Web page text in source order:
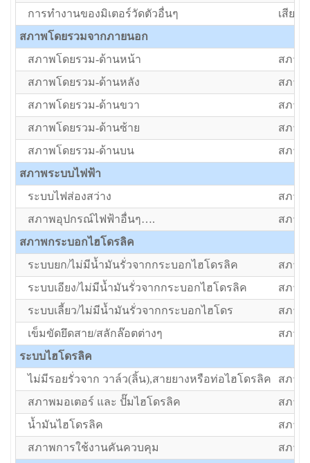
การทำงานของมิเตอร์วัดตัวอื่นๆ
เสีย/ต้
สภาพโดยรวมจากภายนอก
สภาพโดยรวม-ด้านหน้า
สภาพ
สภาพโดยรวม-ด้านหลัง
สภาพ
สภาพโดยรวม-ด้านขวา
สภาพ
สภาพโดยรวม-ด้านซ้าย
สภาพ
สภาพโดยรวม-ด้านบน
สภาพ
สภาพระบบไฟฟ้า
ระบบไฟส่องสว่าง
สภาพ
สภาพอุปกรณ์ไฟฟ้าอื่นๆ….
สภาพ
สภาพกระบอกไฮโดรลิค
ระบบยก/ไม่มีน้ำมันรั่วจากกระบอกไฮโดรลิค
สภาพ
ระบบเอียง/ไม่มีน้ำมันรั่วจากกระบอกไฮโดรลิค
สภาพ
ระบบเลี้ยว/ไม่มีน้ำมันรั่วจากกระบอกไฮโดร
สภาพ
เข็มขัดยึดสาย/สลักล๊อตต่างๆ
สภาพ
ระบบไฮโดรลิค
ไม่มีรอยรั่วจาก วาล์ว(ลิ้น),สายยางหรือท่อไฮโดรลิค
สภาพ
สภาพมอเตอร์ และ ปั๊มไฮโดรลิค
สภาพ
น้ำมันไฮโดรลิค
สภาพ
สภาพการใช้งานคันควบคุม
สภาพ